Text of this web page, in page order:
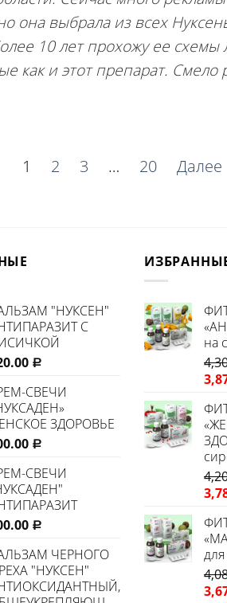
она выбрала из всех
10 лет прохожу ее схемы
как и этот препарат.
1 2 3 … 20
"НУКСЕН"
С
Р
СВЕЧИ
ЗДОРОВЬЕ
Р
СВЕЧИ
Р
ЧЕРНОГО
"НУКСЕН"
на